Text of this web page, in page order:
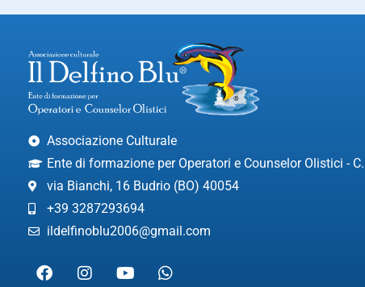
Associazione Culturale
Ente di formazione per Operatori e Counselor Olistici -
via Bianchi, 16 Budrio (BO) 40054
+39 3287293694
ildelfinoblu2006@gmail.com